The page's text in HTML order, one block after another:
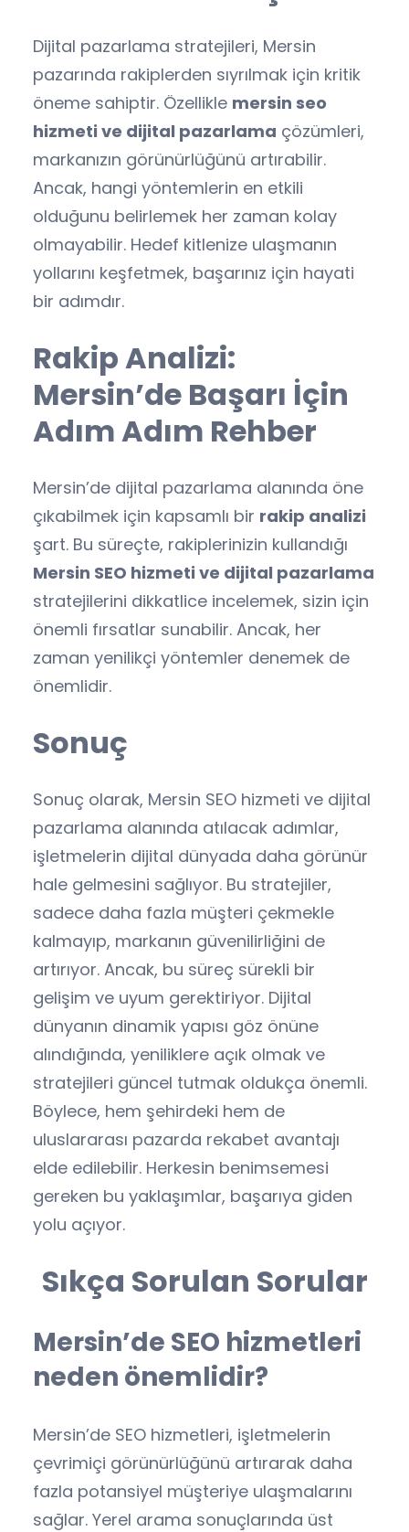
Dijital pazarlama stratejileri, Mersin
pazarında rakiplerden sıyrılmak için kritik
öneme sahiptir. Özellikle mersin seo
hizmeti ve dijital pazarlama çözümleri,
markanızın görünürlüğünü artırabilir.
Ancak, hangi yöntemlerin en etkili
olduğunu belirlemek her zaman kolay
olmayabilir. Hedef kitlenize ulaşmanın
yollarını keşfetmek, başarınız için hayati
bir adımdır.
Rakip Analizi:
Mersin’de Başarı İçin
Adım Adım Rehber
Mersin’de dijital pazarlama alanında öne
çıkabilmek için kapsamlı bir rakip analizi
şart. Bu süreçte, rakiplerinizin kullandığı
Mersin SEO hizmeti ve dijital pazarlama
stratejilerini dikkatlice incelemek, sizin için
önemli fırsatlar sunabilir. Ancak, her
zaman yenilikçi yöntemler denemek de
önemlidir.
Sonuç
Sonuç olarak, Mersin SEO hizmeti ve dijital
pazarlama alanında atılacak adımlar,
işletmelerin dijital dünyada daha görünür
hale gelmesini sağlıyor. Bu stratejiler,
sadece daha fazla müşteri çekmekle
kalmayıp, markanın güvenilirliğini de
artırıyor. Ancak, bu süreç sürekli bir
gelişim ve uyum gerektiriyor. Dijital
dünyanın dinamik yapısı göz önüne
alındığında, yeniliklere açık olmak ve
stratejileri güncel tutmak oldukça önemli.
Böylece, hem şehirdeki hem de
uluslararası pazarda rekabet avantajı
elde edilebilir. Herkesin benimsemesi
gereken bu yaklaşımlar, başarıya giden
yolu açıyor.
Sıkça Sorulan Sorular
Mersin’de SEO hizmetleri
neden önemlidir?
Mersin’de SEO hizmetleri, işletmelerin
çevrimiçi görünürlüğünü artırarak daha
fazla potansiyel müşteriye ulaşmalarını
sağlar. Yerel arama sonuçlarında üst